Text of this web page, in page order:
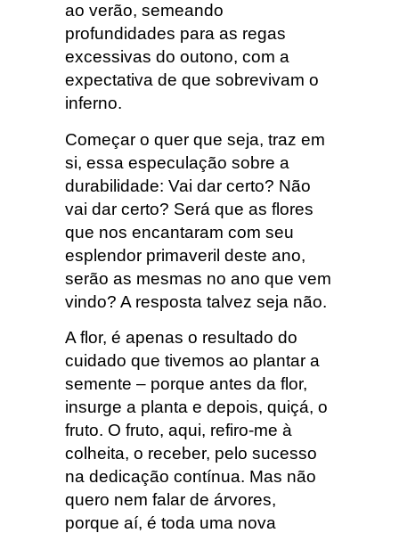
ao verão, semeando
profundidades para as regas
excessivas do outono, com a
expectativa de que sobrevivam o
inferno.
Começar o quer que seja, traz em
si, essa especulação sobre a
durabilidade: Vai dar certo? Não
vai dar certo? Será que as flores
que nos encantaram com seu
esplendor primaveril deste ano,
serão as mesmas no ano que vem
vindo? A resposta talvez seja não.
A flor, é apenas o resultado do
cuidado que tivemos ao plantar a
semente – porque antes da flor,
insurge a planta e depois, quiçá, o
fruto. O fruto, aqui, refiro-me à
colheita, o receber, pelo sucesso
na dedicação contínua. Mas não
quero nem falar de árvores,
porque aí, é toda uma nova